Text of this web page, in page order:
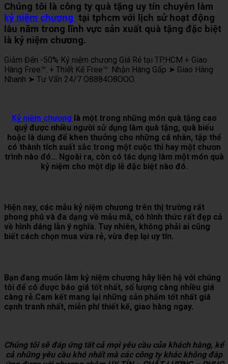
Chúng tôi là công ty quà tặng uy tín chuyên làm
kỷ niệm chương tại tphcm với lịch sử hoạt động
lâu năm trong lĩnh vực sản xuất quà tặng đặc biệt
là kỷ niệm chương.
Giảm Đến -50% Kỷ niệm chương Giá Rẻ tại TP.HCM + Giao
Hàng Free™. + Thiết Kế Free™. Nhận Hàng Gấp ➤ Giao Hàng
Nhanh ➤ Tư Vấn 24/7 O8884O8OOO.
Kỷ niệm chương là một trong những món quà tặng cao
quý được nhiều người sử dụng làm quà tặng, quà biếu
hoặc là dung để khen thưởng cho những cá nhân, tập thể
có thành tích xuất sắc trong một cuộc thi hay một chươn
trình nào đó… Ngoài ra, còn có tác dụng làm một món quà
kỷ niệm cho một dịp lễ đặc biệt nào đó.
Hiện nay, các mẫu kỷ niệm chương trên thị trường rất
phong phú và đa dạng về mẫu mã, có hình thức rất đẹp cả
về hình dáng lẫn ý nghĩa. Tuy nhiên, không phải ai cũng
biết cách chọn mua vừa rẻ, vừa đẹp lại uy tín.
Bạn đang muốn làm kỷ niệm chương hãy liên hệ với chúng
tôi để có được báo giá tốt nhất, số lượng càng nhiều giá
càng rẻ.Cam kết mang lại những sản phẩm tốt nhất giá
cạnh tranh nhất, miễn phí thiết kế, giao hàng ngay.
Chúng tôi sẽ đáp ứng tất cả mọi yêu cầu của khách hàng, kể
cả những yêu cầu khó nhất mà các công ty khác không đáp